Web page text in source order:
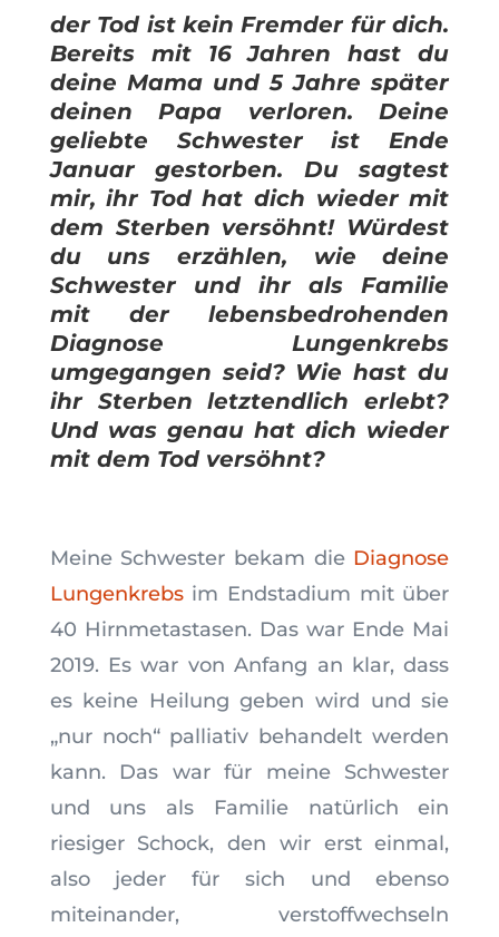
der Tod ist kein Fremder für dich.
Bereits mit 16 Jahren hast du
deine Mama und 5 Jahre später
deinen Papa verloren. Deine
geliebte Schwester ist Ende
Januar gestorben. Du sagtest
mir, ihr Tod hat dich wieder mit
dem Sterben versöhnt! Würdest
du uns erzählen, wie deine
Schwester und ihr als Familie
mit der lebensbedrohenden
Diagnose Lungenkrebs
umgegangen seid? Wie hast du
ihr Sterben letztendlich erlebt?
Und was genau hat dich wieder
mit dem Tod versöhnt?
Meine Schwester bekam die Diagnose
Lungenkrebsim Endstadium mit über
40 Hirnmetastasen. Das war Ende Mai
2019. Es war von Anfang an klar, dass
es keine Heilung geben wird und sie
„nur noch“ palliativ behandelt werden
kann. Das war für meine Schwester
und uns als Familie natürlich ein
riesiger Schock, den wir erst einmal,
also jeder für sich und ebenso
miteinander, verstoffwechseln